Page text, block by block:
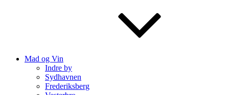
Mad og Vin
Indre by
Sydhavnen
Frederiksberg